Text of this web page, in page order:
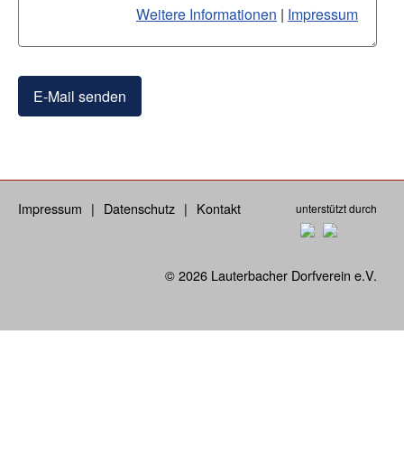
E-Mail senden
Impressum Datenschutz Kontakt unterstützt durch
© 2026 Lauterbacher Dorfverein e.V.
Weitere Informationen | Impressum